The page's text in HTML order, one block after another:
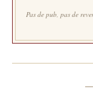
Pas de pub, pas de
—